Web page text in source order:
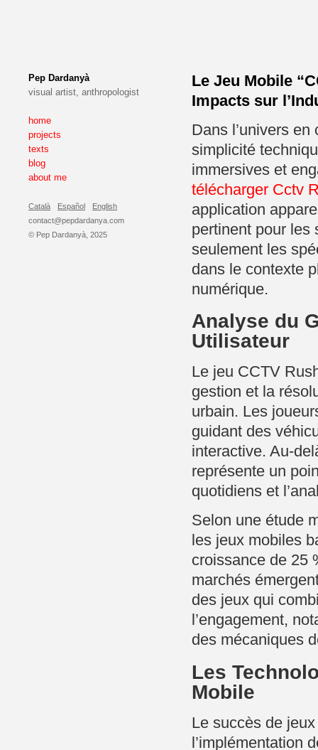
Pep Dardanyà
visual artist, anthropologist
home
projects
texts
blog
about me
Català Español
English
contact@pepdardanya.com
© Pep Dardanyà, 2025
Le Jeu Mobile
Impacts sur
Dans l’univers
simplicité
immersives et
télécharger Cctv
application
pertinent pour les
seulement les
dans le contexte
numérique.
Analyse du
Utilisateur
Le jeu CCTV
gestion et la
urbain. Les
guidant des
interactive. Au-
représente un
quotidiens et
Selon une étude
les jeux mobiles
croissance de 25
marchés
des jeux qui
l’engagement,
des mécaniques
Les
Mobile
Le succès de
l’implémentation